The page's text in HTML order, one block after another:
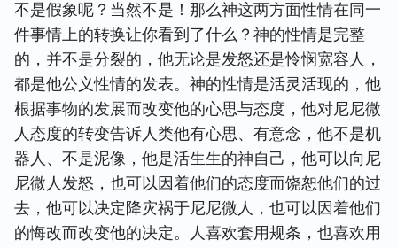
不是假象呢？当然不是！那么神这两方面性情在同一
件事情上的转换让你看到了什么？神的性情是完整
的，并不是分裂的，他无论是发怒还是怜悯宽容人，
都是他公义性情的发表。神的性情是活灵活现的，他
根据事物的发展而改变他的心思与态度，他对尼尼微
人态度的转变告诉人类他有心思、有意念，他不是机
器人、不是泥像，他是活生生的神自己，他可以向尼
尼微人发怒，也可以因着他们的态度而饶恕他们的过
去，他可以决定降灾祸于尼尼微人，也可以因着他们
的悔改而改变他的决定。人喜欢套用规条，也喜欢用